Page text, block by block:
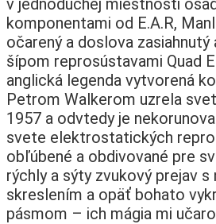
v jednoduchej miestnosti
komponentami od E.A.R,
očarený a doslova
šípom reprosústavami Quad
anglická legenda vytvorená
Petrom Walkerom uzrela
1957 a odvtedy je
svete elektrostatických
obľúbené a obdivované pre
rýchly a sýty zvukový prejav s
skreslením a opäť bohato
pásmom – ich mágia mi